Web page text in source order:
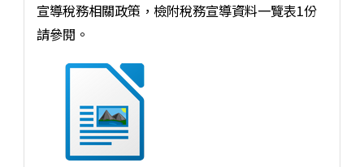
宣導稅務相關政策，檢附稅務宣導資料一覽表1份
請參閱。